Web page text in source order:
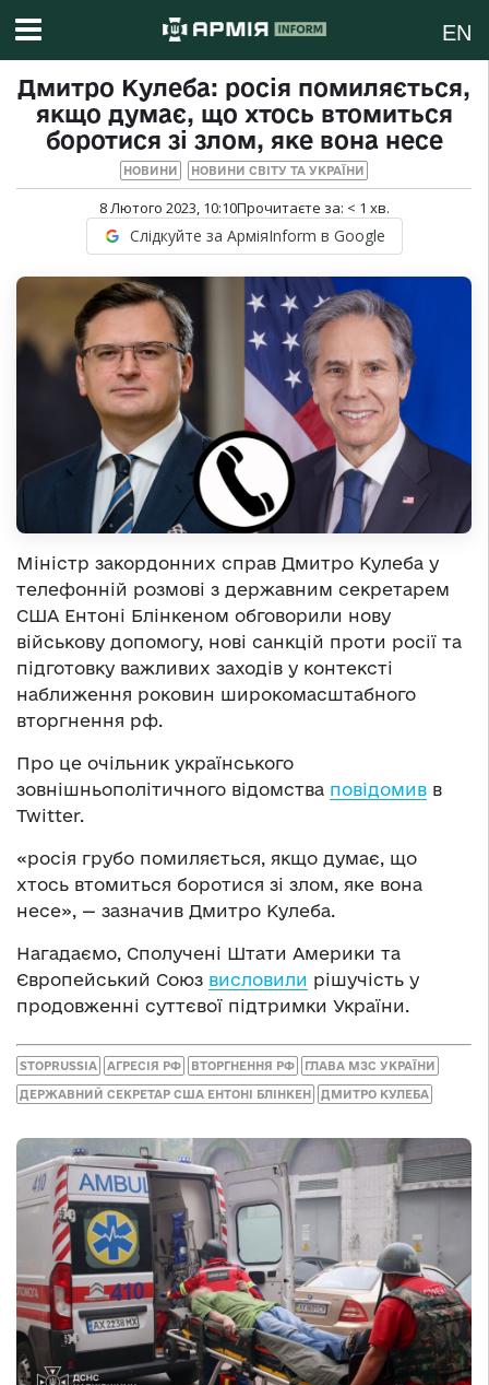
EN
Дмитро Кулеба: росія помиляється,
якщо думає, що хтось втомиться
боротися зі злом, яке вона несе
НОВИНИ НОВИНИ СВІТУ ТА УКРАЇНИ
8 Лютого 2023, 10:10Прочитаєте за: < 1 хв.
Слідкуйте за АрміяInform в Google
Міністр закордонних справ Дмитро Кулеба у
телефонній розмові з державним секретарем
США Ентоні Блінкеном обговорили нову
військову допомогу, нові санкцій проти росії та
підготовку важливих заходів у контексті
наближення роковин широкомасштабного
вторгнення рф.
Про це очільник українського
зовнішньополітичного відомства повідомив в
Twitter.
«росія грубо помиляється, якщо думає, що
хтось втомиться боротися зі злом, яке вона
несе», — зазначив Дмитро Кулеба.
Нагадаємо, Сполучені Штати Америки та
Європейський Союз висловили рішучість у
продовженні суттєвої підтримки України.
STOPRUSSIA АГРЕСІЯ РФ ВТОРГНЕННЯ РФ ГЛАВА МЗС УКРАЇНИ
ДЕРЖАВНИЙ СЕКРЕТАР США ЕНТОНІ БЛІНКЕН ДМИТРО КУЛЕБА